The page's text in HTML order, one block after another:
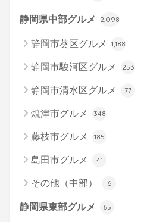
静岡県中部グルメ 2,098
静岡市葵区グルメ 1,188
静岡市駿河区グルメ 253
静岡市清水区グルメ 77
焼津市グルメ 348
藤枝市グルメ 185
島田市グルメ 41
その他（中部） 6
静岡県東部グルメ 65